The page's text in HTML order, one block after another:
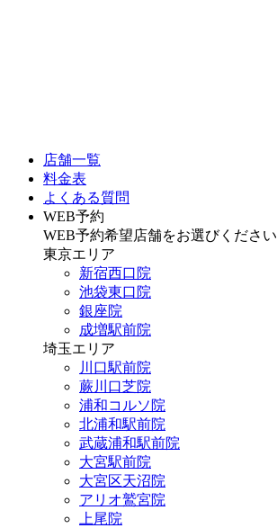
店舗一覧
料金表
よくある質問
WEB予約
WEB予約希望店舗をお選びください
東京エリア
新宿西口院
池袋東口院
銀座院
成増駅前院
埼玉エリア
川口駅前院
蕨川口芝院
浦和コルソ院
北浦和駅前院
武蔵浦和駅前院
大宮駅前院
大宮区天沼院
アリオ鷲宮院
上尾院